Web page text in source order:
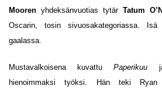
Mooren yhdeksänvuotias tytär Tatum
Oscarin, tosin sivuosakategoriassa.
gaalassa.
Mustavalkoisena kuvattuPaperikuu
hienoimmaksi työksi. Hän teki Ryan